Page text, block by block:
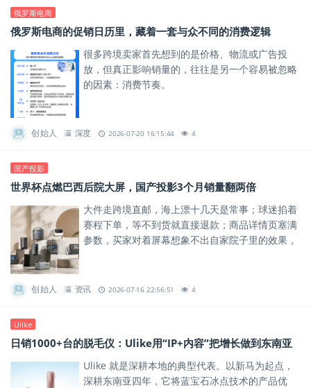
俄罗斯电商
俄罗斯电商的促销日历里，藏着一套与众不同的消费逻辑
很多跨境卖家首先想到的是价格、物流或广告投
放，但真正影响销量的，往往是另一个容易被忽略
的因素：消费节奏。
创始人 深度 2026-07-20 16:15:44 4
国产投影
世界杯点燃巴西后院大屏，国产投影3个月销量翻两倍
大件走跨境直邮，海上漂十几天是常事；球迷掐着
赛程下单，等不到货就直接退款；商品详情页塞满
参数，买家对着屏幕想象不出自家院子里的效果，
创始人 资讯 2026-07-16 22:56:51 4
Ulike
日销1000+台的脱毛仪：Ulike用“IP+内容”把增长做到东南亚
Ulike 就是深耕本地的典型代表。以新马为起点，
深耕东南亚四年，它将蓝宝石冰点技术的产品优